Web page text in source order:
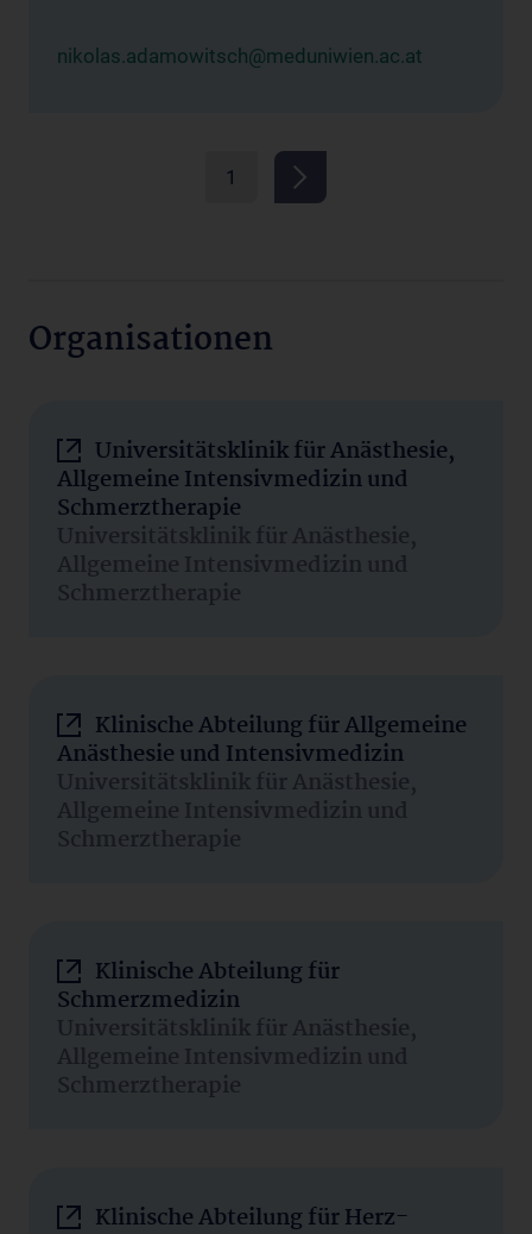
nikolas.adamowitsch@meduniwien.ac.at
1
Organisationen
Universitätsklinik für Anästhesie,
Allgemeine Intensivmedizin und
Schmerztherapie
Universitätsklinik für Anästhesie,
Allgemeine Intensivmedizin und
Schmerztherapie
Klinische Abteilung für Allgemeine
Anästhesie und Intensivmedizin
Universitätsklinik für Anästhesie,
Allgemeine Intensivmedizin und
Schmerztherapie
Klinische Abteilung für
Schmerzmedizin
Universitätsklinik für Anästhesie,
Allgemeine Intensivmedizin und
Schmerztherapie
Klinische Abteilung für Herz-